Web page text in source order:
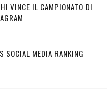
VINCE IL CAMPIONATO DI
SOCIAL MEDIA RANKING